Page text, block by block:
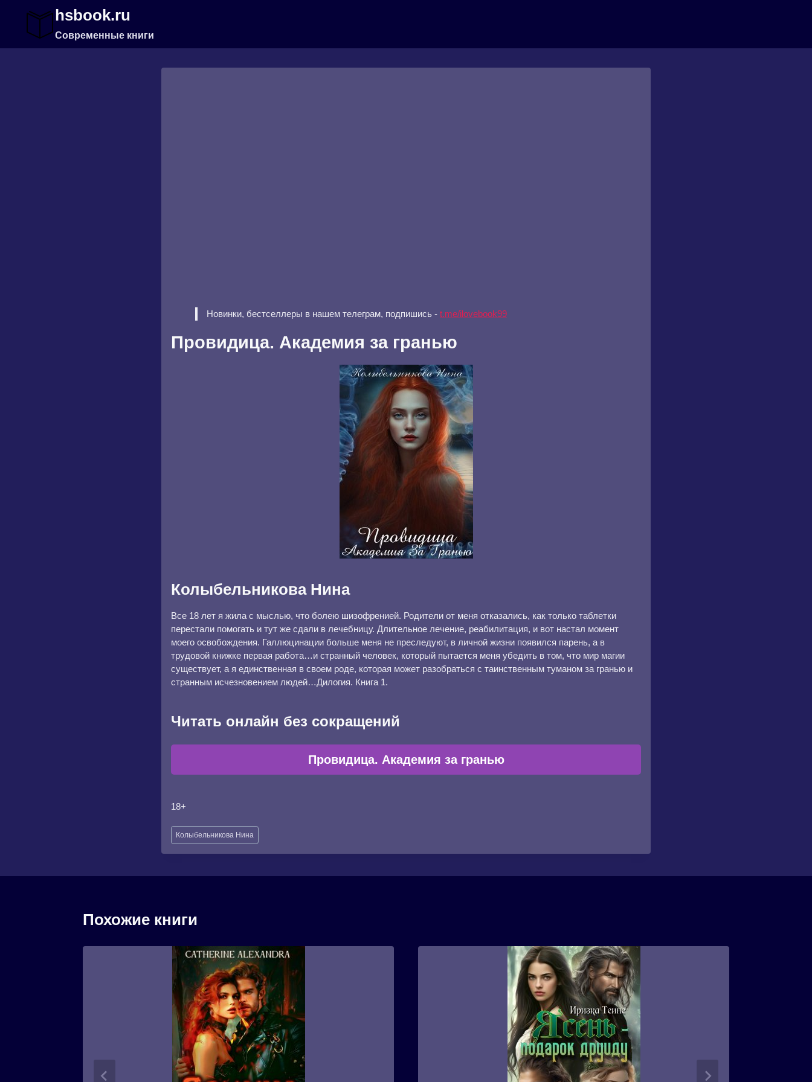
содержимому
hsbook.ru
Современные книги
Новинки, бестселлеры в нашем телеграм, подпишись - t.me/ilovebook99
Провидица. Академия за гранью
Колыбельникова Нина
Все 18 лет я жила с мыслью, что болею шизофренией. Родители от меня отказались, как только таблетки
перестали помогать и тут же сдали в лечебницу. Длительное лечение, реабилитация, и вот настал момент
моего освобождения. Галлюцинации больше меня не преследуют, в личной жизни появился парень, а в
трудовой книжке первая работа…и странный человек, который пытается меня убедить в том, что мир магии
существует, а я единственная в своем роде, которая может разобраться с таинственным туманом за гранью и
странным исчезновением людей…Дилогия. Книга 1.
Читать онлайн без сокращений
Провидица. Академия за гранью
18+
Метки
записи:
Колыбельникова Нина
Похожие книги